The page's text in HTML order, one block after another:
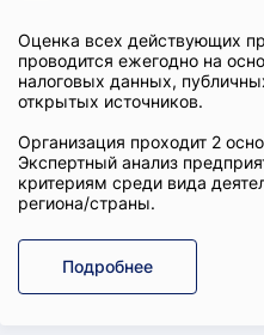
Оценка всех действующих
проводится ежегодно на
налоговых данных,
открытых источников.
Организация проходит 2
Экспертный анализ
критериям среди вида
региона/страны.
Подробнее